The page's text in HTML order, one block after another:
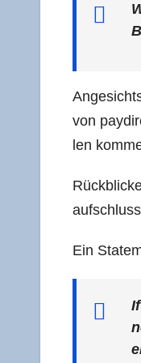
von
len
Ein